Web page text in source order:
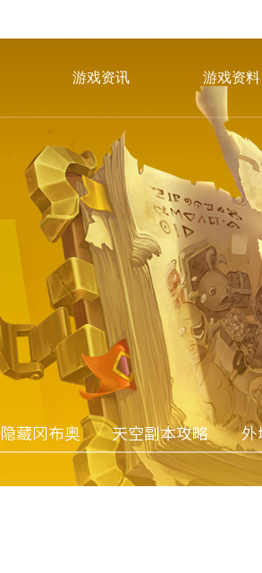
游戏资讯 游戏资料
冈布奥图
游戏攻略
新手秘籍
隐藏冈布奥 天空副本攻略 外